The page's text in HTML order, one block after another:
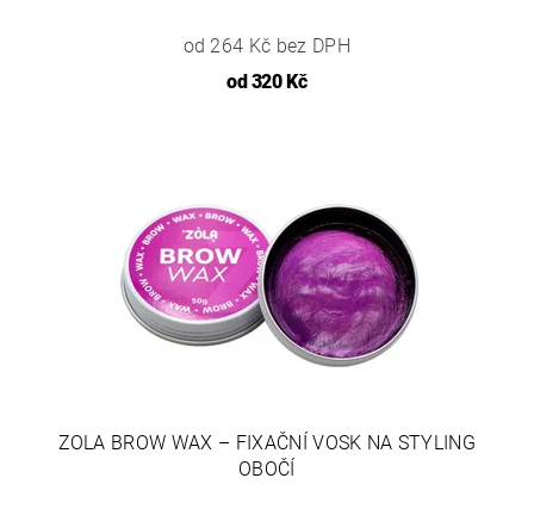
od 264 Kč bez DPH
od320 Kč
ZOLA BROW WAX – FIXAČNÍ VOSK NA STYLING
OBOČÍ